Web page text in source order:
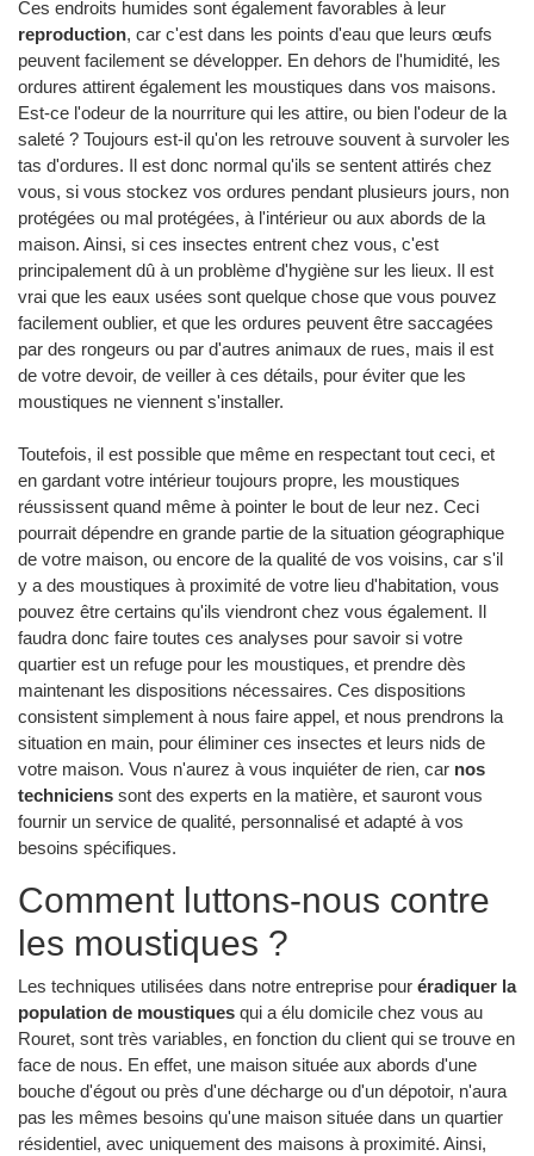
Ces endroits humides sont également favorables à leur
reproduction, car c'est dans les points d'eau que leurs œufs
peuvent facilement se développer. En dehors de l'humidité, les
ordures attirent également les moustiques dans vos maisons.
Est-ce l'odeur de la nourriture qui les attire, ou bien l'odeur de la
saleté ? Toujours est-il qu'on les retrouve souvent à survoler les
tas d'ordures. Il est donc normal qu'ils se sentent attirés chez
vous, si vous stockez vos ordures pendant plusieurs jours, non
protégées ou mal protégées, à l'intérieur ou aux abords de la
maison. Ainsi, si ces insectes entrent chez vous, c'est
principalement dû à un problème d'hygiène sur les lieux. Il est
vrai que les eaux usées sont quelque chose que vous pouvez
facilement oublier, et que les ordures peuvent être saccagées
par des rongeurs ou par d'autres animaux de rues, mais il est
de votre devoir, de veiller à ces détails, pour éviter que les
moustiques ne viennent s'installer.
Toutefois, il est possible que même en respectant tout ceci, et
en gardant votre intérieur toujours propre, les moustiques
réussissent quand même à pointer le bout de leur nez. Ceci
pourrait dépendre en grande partie de la situation géographique
de votre maison, ou encore de la qualité de vos voisins, car s'il
y a des moustiques à proximité de votre lieu d'habitation, vous
pouvez être certains qu'ils viendront chez vous également. Il
faudra donc faire toutes ces analyses pour savoir si votre
quartier est un refuge pour les moustiques, et prendre dès
maintenant les dispositions nécessaires. Ces dispositions
consistent simplement à nous faire appel, et nous prendrons la
situation en main, pour éliminer ces insectes et leurs nids de
votre maison. Vous n'aurez à vous inquiéter de rien, car nos
techniciens sont des experts en la matière, et sauront vous
fournir un service de qualité, personnalisé et adapté à vos
besoins spécifiques.
Comment luttons-nous contre
les moustiques ?
Les techniques utilisées dans notre entreprise pour éradiquer la
population de moustiques qui a élu domicile chez vous au
Rouret, sont très variables, en fonction du client qui se trouve en
face de nous. En effet, une maison située aux abords d'une
bouche d'égout ou près d'une décharge ou d'un dépotoir, n'aura
pas les mêmes besoins qu'une maison située dans un quartier
résidentiel, avec uniquement des maisons à proximité. Ainsi,